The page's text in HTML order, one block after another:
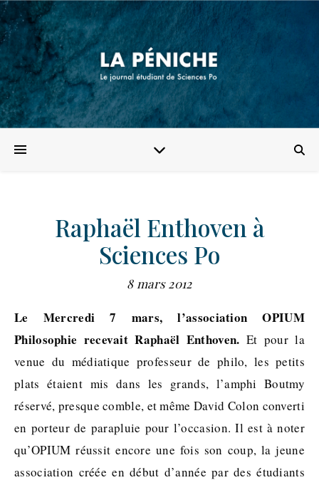
Raphaël Enthoven à
Sciences Po
8 mars 2012
Le Mercredi 7 mars, l’association OPIUM
Philosophie recevait Raphaël Enthoven. Et pour la
venue du médiatique professeur de philo, les petits
plats étaient mis dans les grands, l’amphi Boutmy
réservé, presque comble, et même David Colon converti
en porteur de parapluie pour l’occasion. Il est à noter
qu’OPIUM réussit encore une fois son coup, la jeune
association créée en début d’année par des étudiants